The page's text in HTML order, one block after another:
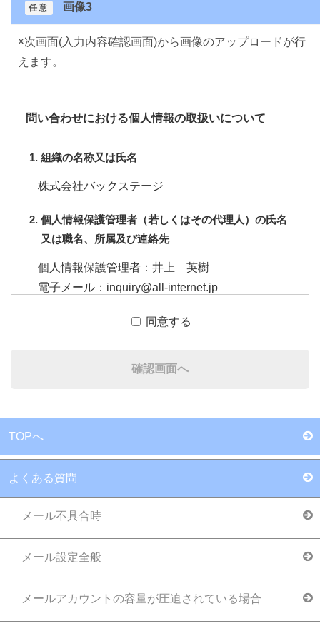
任意 画像3
※次画面(入力内容確認画面)から画像のアップロードが行
えます。
問い合わせにおける個人情報の取扱いについて
組織の名称又は氏名
株式会社バックステージ
個人情報保護管理者（若しくはその代理人）の氏名
又は職名、所属及び連絡先
個人情報保護管理者：井上 英樹
電子メール：inquiry@all-internet.jp
お問い合わせいただいた内容に回答するため
者に提供することがあります。
第三者に提供する目的：お問い合わせ対応（本
人への連絡を含む）のため
の組織の種類、及び属性：ステージグループ各
同意する
TOPへ
よくある質問
メール不具合時
メール設定全般
メールアカウントの容量が圧迫されている場合